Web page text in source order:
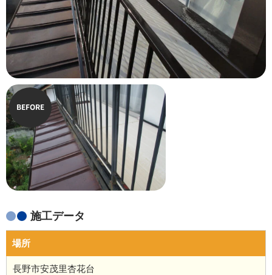
BEFORE
施工データ
場所
長野市安茂里杏花台